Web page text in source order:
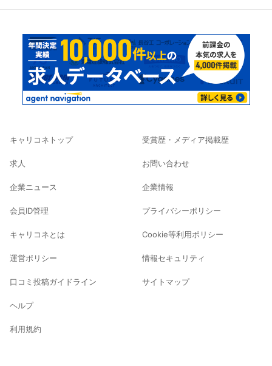
キャリコネトップ
求人
企業ニュース
会員ID管理
キャリコネとは
運営ポリシー
口コミ投稿ガイドライン
ヘルプ
利用規約
受賞歴・メディア掲載歴
お問い合わせ
企業情報
プライバシーポリシー
Cookie等利用ポリシー
情報セキュリティ
サイトマップ